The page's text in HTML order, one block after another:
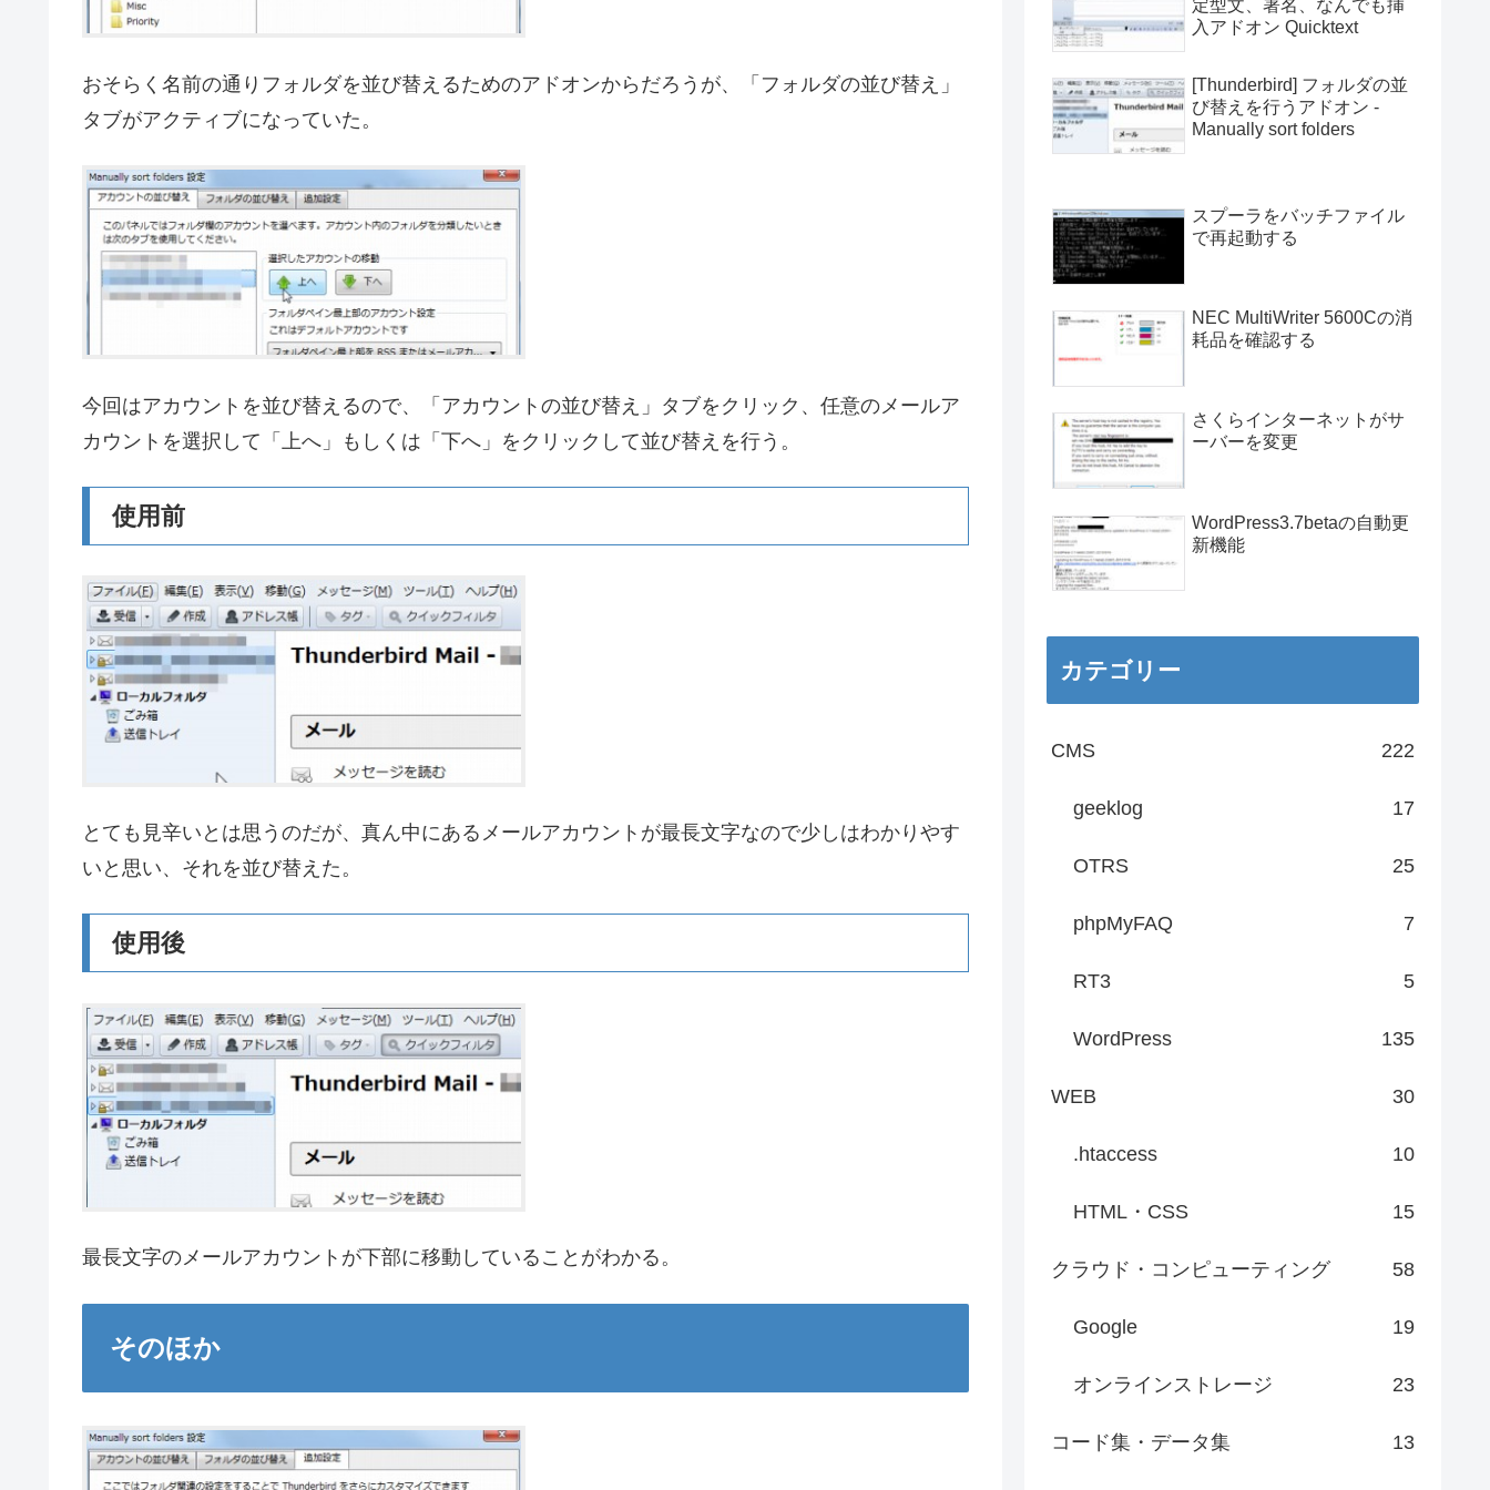
おそらく名前の通りフォルダを並び替えるためのアドオンからだろうが、「フォルダの並び替え」
タブがアクティブになっていた。
今回はアカウントを並び替えるので、「アカウントの並び替え」タブをクリック、任意のメールア
カウントを選択して「上へ」もしくは「下へ」をクリックして並び替えを行う。
使用前
とても見辛いとは思うのだが、真ん中にあるメールアカウントが最長文字なので少しはわかりやす
いと思い、それを並び替えた。
使用後
最長文字のメールアカウントが下部に移動していることがわかる。
そのほか
定型文、署名、なんでも挿
入アドオン Quicktext
[Thunderbird] フォルダの並
び替えを行うアドオン -
Manually sort folders
スプーラをバッチファイル
で再起動する
NEC MultiWriter 5600Cの消
耗品を確認する
さくらインターネットがサ
ーバーを変更
WordPress3.7betaの自動更
新機能
カテゴリー
CMS 222
geeklog 17
OTRS 25
phpMyFAQ 7
RT3 5
WordPress 135
WEB 30
.htaccess 10
HTML・CSS 15
クラウド・コンピューティング 58
Google 19
オンラインストレージ 23
コード集・データ集 13